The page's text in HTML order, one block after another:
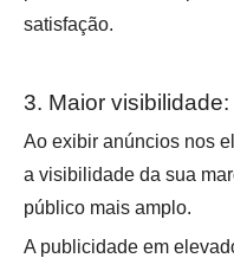
satisfação.
3. Maior visibilidade:
Ao exibir anúncios nos
a visibilidade da sua
público mais amplo.
A publicidade em